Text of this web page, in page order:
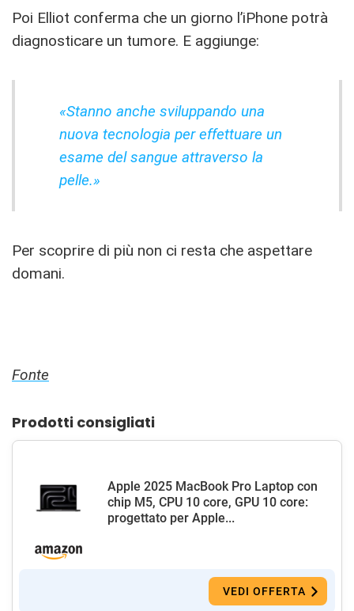
Poi Elliot conferma che un giorno l’iPhone potrà
diagnosticare un tumore. E aggiunge:
«Stanno anche sviluppando una
nuova tecnologia per effettuare un
esame del sangue attraverso la
pelle.»
Per scoprire di più non ci resta che aspettare
domani.
Fonte
Prodotti consigliati
Apple 2025 MacBook Pro Laptop con
chip M5, CPU 10 core, GPU 10 core:
progettato per Apple...
VEDI OFFERTA